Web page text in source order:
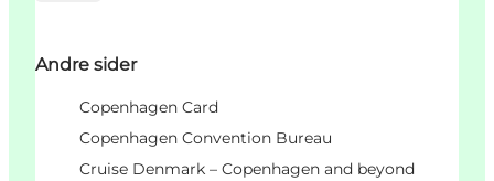
Andre sider
Copenhagen Card
Copenhagen Convention Bureau
Cruise Denmark – Copenhagen and beyond